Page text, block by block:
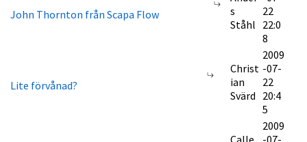
John Thornton från Scapa Flow
s
Ståhl
22
22:0
8
Lite förvånad?
Christ
ian
Svärd
2009
-07-
22
20:4
5
Calle
2009
-07-